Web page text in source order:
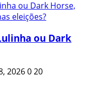
ou Dark
2026020